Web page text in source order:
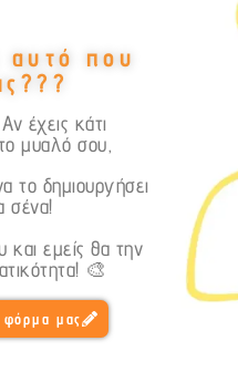
αυτό που
έχεις κάτι
μυαλό σου,
το δημιουργήσει
σένα!
και εμείς θα την
🎨
μας